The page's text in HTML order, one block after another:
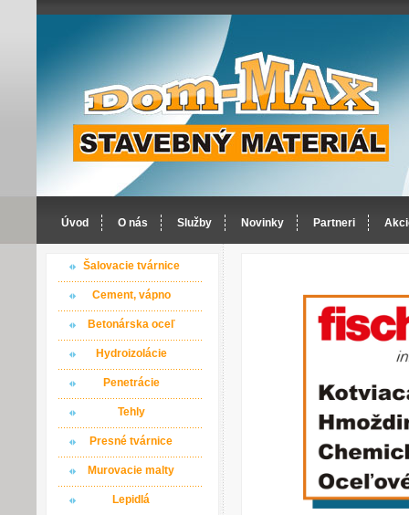
Úvod O nás Služby Novinky Partneri
Šalovacie tvárnice
Cement, vápno
Betonárska oceľ
Hydroizolácie
Penetrácie
Tehly
Presné tvárnice
Murovacie malty
Lepidlá